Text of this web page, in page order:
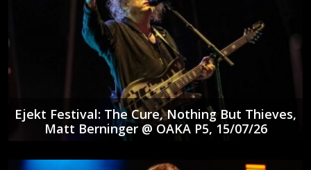
Ejekt Festival: The Cure, Nothing But Thieves,
Matt Berninger @ ΟΑΚΑ P5, 15/07/26